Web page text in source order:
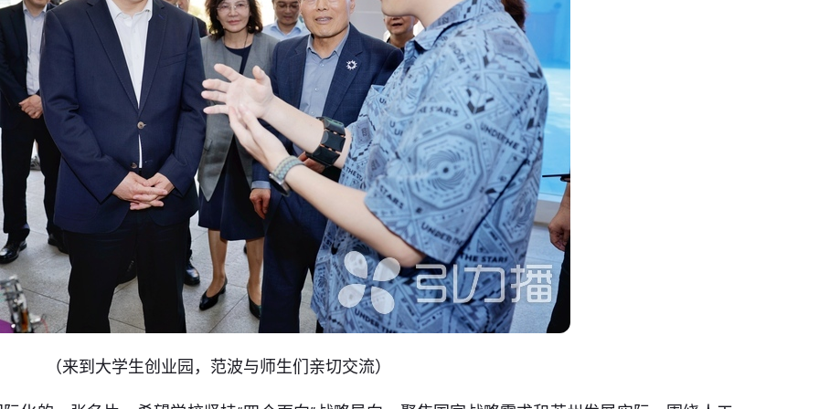
（来到大学生创业园，范波与师生们亲切交流）